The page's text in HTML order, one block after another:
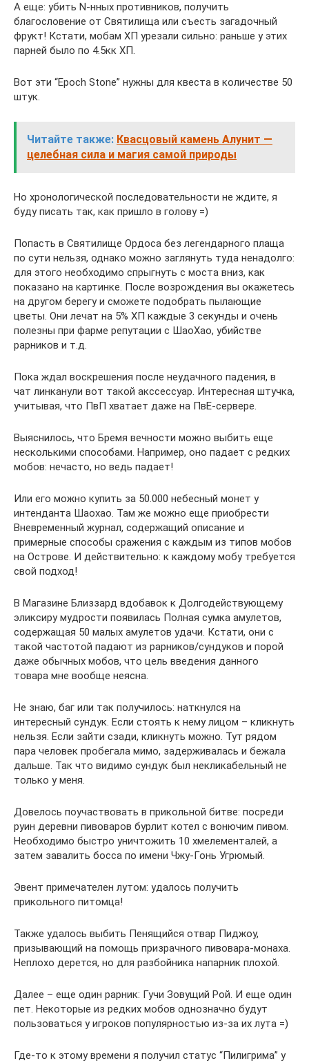
А еще: убить N-нных противников, получить
благословение от Святилища или съесть загадочный
фрукт! Кстати, мобам ХП урезали сильно: раньше у этих
парней было по 4.5кк ХП.
Вот эти “Epoch Stone” нужны для квеста в количестве 50
штук.
Читайте также: Квасцовый камень Алунит —
целебная сила и магия самой природы
Но хронологической последовательности не ждите, я
буду писать так, как пришло в голову =)
Попасть в Святилище Ордоса без легендарного плаща
по сути нельзя, однако можно заглянуть туда ненадолго:
для этого необходимо спрыгнуть с моста вниз, как
показано на картинке. После возрождения вы окажетесь
на другом берегу и сможете подобрать пылающие
цветы. Они лечат на 5% ХП каждые 3 секунды и очень
полезны при фарме репутации с ШаоХао, убийстве
рарников и т.д.
Пока ждал воскрешения после неудачного падения, в
чат линканули вот такой акссессуар. Интересная штучка,
учитывая, что ПвП хватает даже на ПвЕ-сервере.
Выяснилось, что Бремя вечности можно выбить еще
несколькими способами. Например, оно падает с редких
мобов: нечасто, но ведь падает!
Или его можно купить за 50.000 небесный монет у
интенданта Шаохао. Там же можно еще приобрести
Вневременный журнал, содержащий описание и
примерные способы сражения с каждым из типов мобов
на Острове. И действительно: к каждому мобу требуется
свой подход!
В Магазине Близзард вдобавок к Долгодействующему
эликсиру мудрости появилась Полная сумка амулетов,
содержащая 50 малых амулетов удачи. Кстати, они с
такой частотой падают из рарников/сундуков и порой
даже обычных мобов, что цель введения данного
товара мне вообще неясна.
Не знаю, баг или так получилось: наткнулся на
интересный сундук. Если стоять к нему лицом – кликнуть
нельзя. Если зайти сзади, кликнуть можно. Тут рядом
пара человек пробегала мимо, задерживалась и бежала
дальше. Так что видимо сундук был некликабельный не
только у меня.
Довелось поучаствовать в прикольной битве: посреди
руин деревни пивоваров бурлит котел с вонючим пивом.
Необходимо быстро уничтожить 10 хмелементалей, а
затем завалить босса по имени Чжу-Гонь Угрюмый.
Эвент примечателен лутом: удалось получить
прикольного питомца!
Также удалось выбить Пенящийся отвар Пиджоу,
призывающий на помощь призрачного пивовара-монаха.
Неплохо дерется, но для разбойника напарник плохой.
Далее – еще один рарник: Гучи Зовущий Рой. И еще один
пет. Некоторые из редких мобов однозначно будут
пользоваться у игроков популярностью из-за их лута =)
Где-то к этому времени я получил статус “Пилигрима” у